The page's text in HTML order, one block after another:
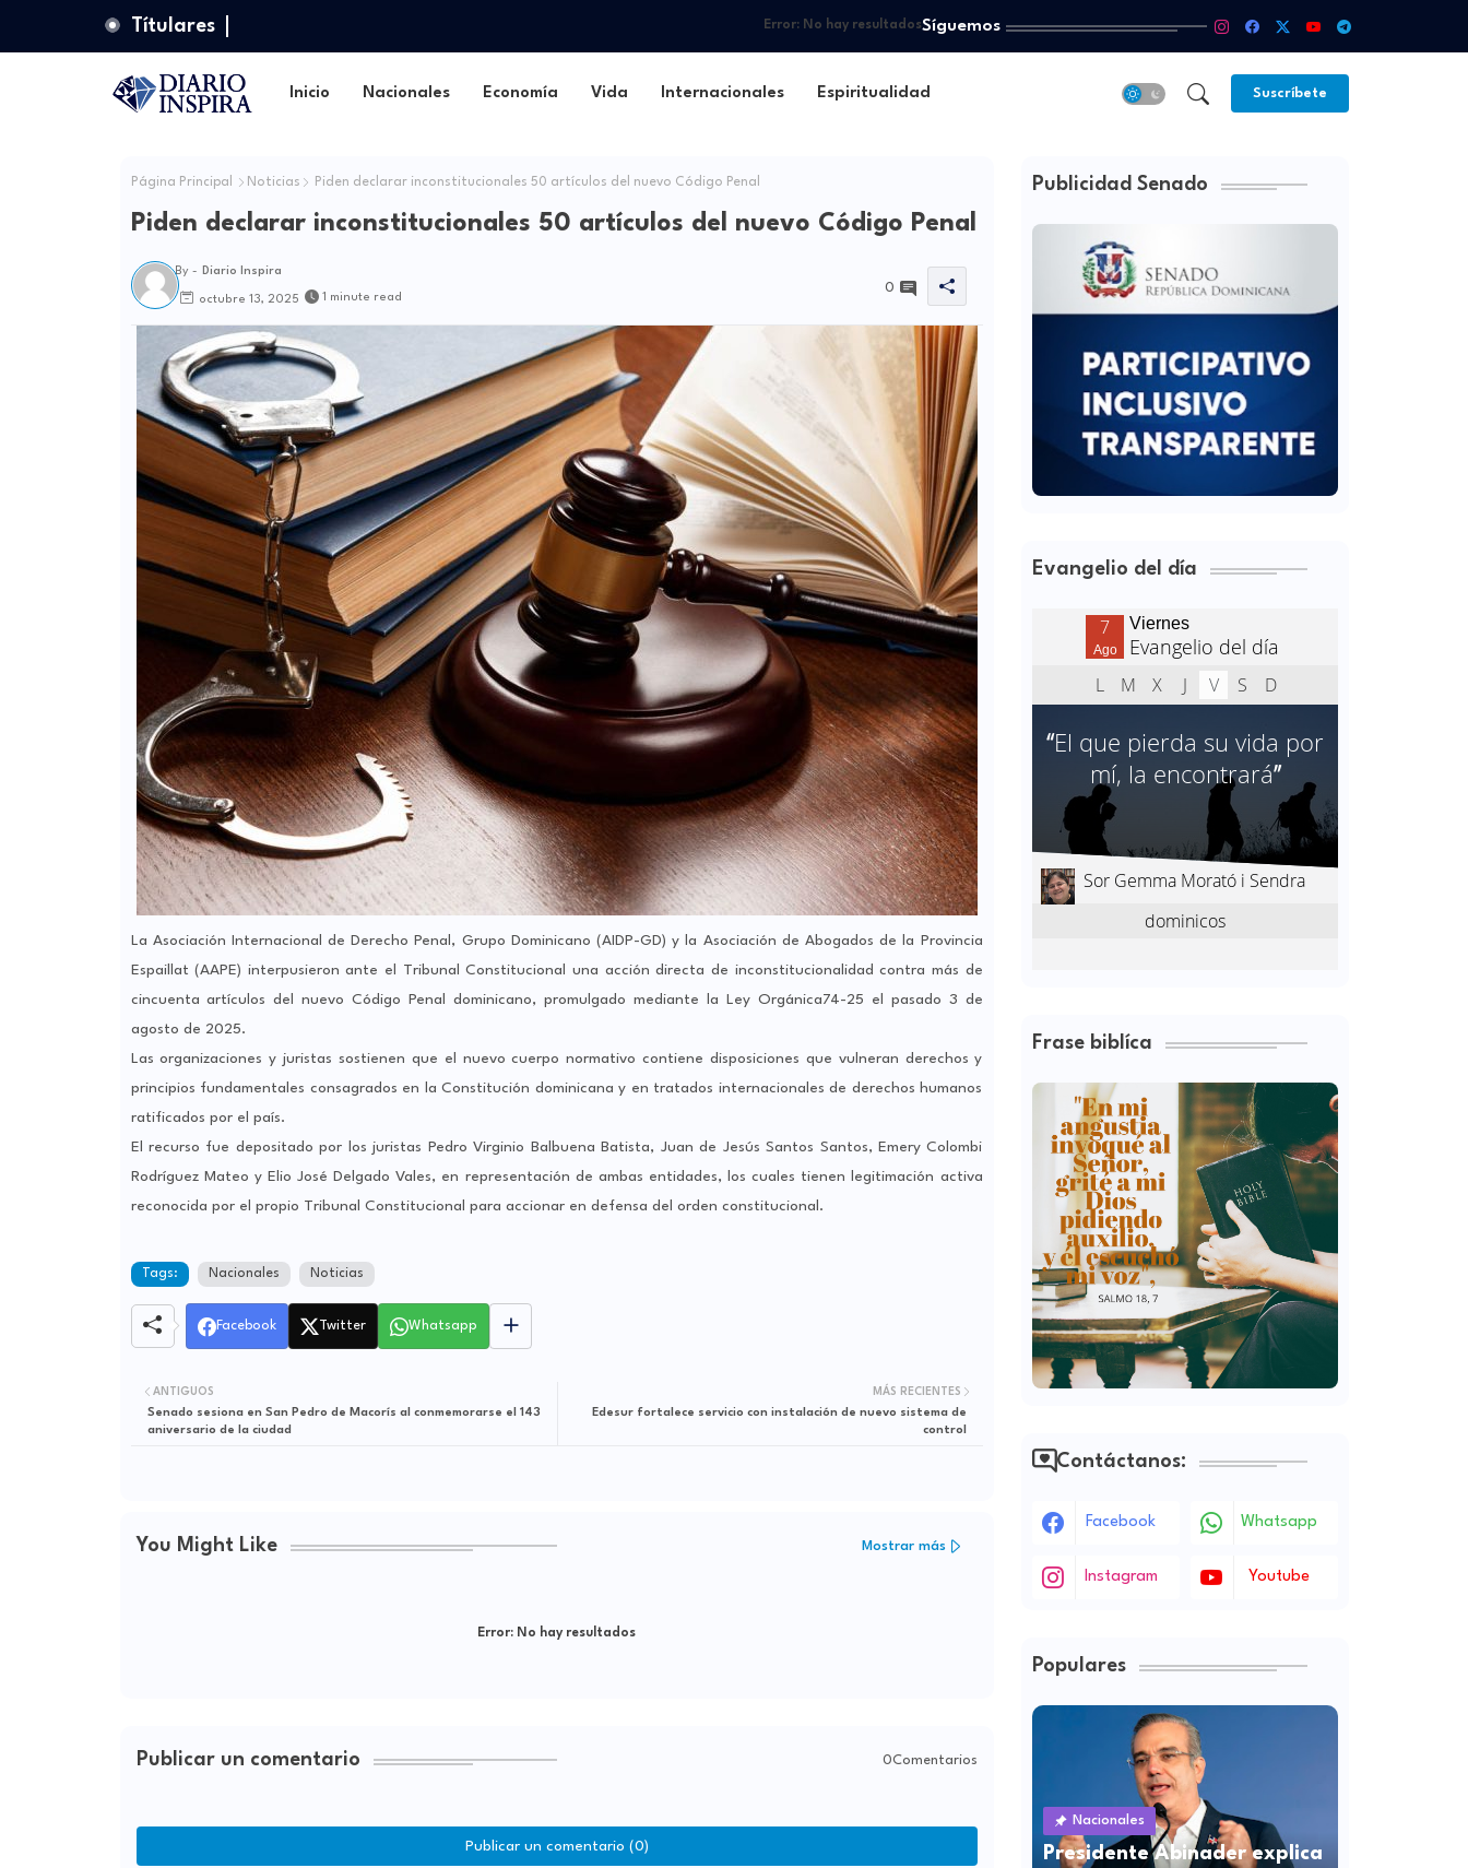
Títulares Error:No hay resultadosSíguemos
Inicio Nacionales Economía Vida Internacionales Espiritualidad Suscríbete
Página Principal Noticias Piden declarar inconstitucionales 50 artículos del nuevo Código Penal
Piden declarar inconstitucionales 50 artículos del nuevo Código Penal
By - Diario Inspira
octubre 13, 2025 1 minute read
0
La Asociación Internacional de Derecho Penal, Grupo Dominicano (AIDP-GD) y la Asociación de Abogados de la Provincia
Espaillat (AAPE) interpusieron ante el Tribunal Constitucional una acción directa de inconstitucionalidad contra más de
cincuenta artículos del nuevo Código Penal dominicano, promulgado mediante la Ley Orgánica74-25 el pasado 3 de
agosto de 2025.
Las organizaciones y juristas sostienen que el nuevo cuerpo normativo contiene disposiciones que vulneran derechos y
principios fundamentales consagrados en la Constitución dominicana y en tratados internacionales de derechos humanos
ratificados por el país.
El recurso fue depositado por los juristas Pedro Virginio Balbuena Batista, Juan de Jesús Santos Santos, Emery Colombi
Rodríguez Mateo y Elio José Delgado Vales, en representación de ambas entidades, los cuales tienen legitimación activa
reconocida por el propio Tribunal Constitucional para accionar en defensa del orden constitucional.
Tags: Nacionales Noticias
Facebook Twitter Whatsapp
MÁS RECIENTES
Edesur fortalece servicio con instalación de nuevo sistema de
control
ANTIGUOS
Senado sesiona en San Pedro de Macorís al conmemorarse el 143
aniversario de la ciudad
You Might Like Mostrar más
Error: No hay resultados
Publicar un comentario 0Comentarios
Publicar un comentario (0)
Publicidad Senado
Evangelio del día
Frase biblíca
Contáctanos:
Facebook Whatsapp
Instagram Youtube
Populares
Nacionales
Presidente Abinader explica